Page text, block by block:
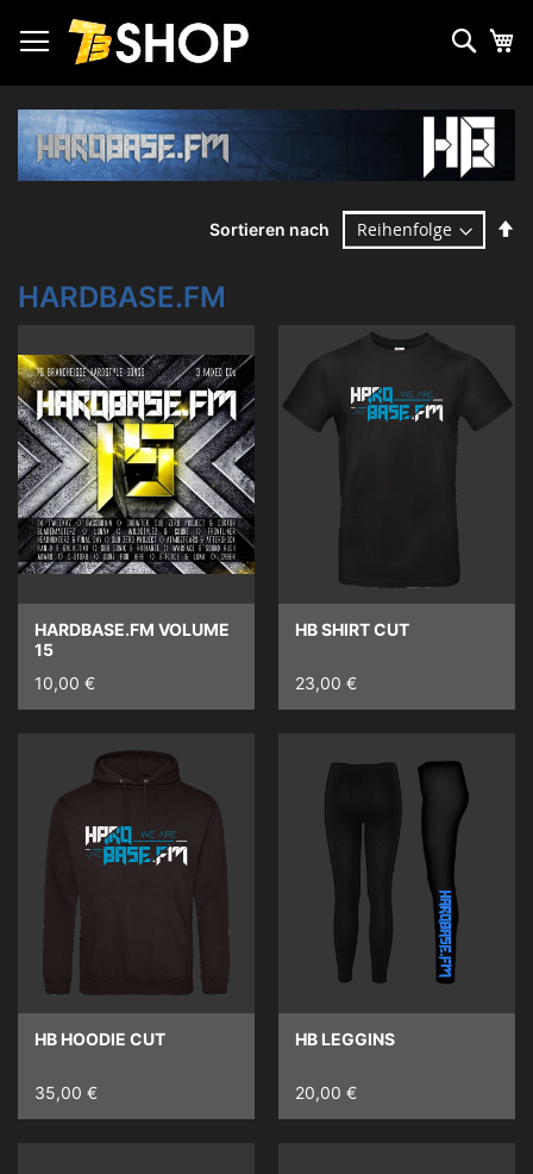
Inhalt
springen
HARDBASE.FM
Sortieren nach
HARDBASE.FM VOLUME
15
10,00 €
HB SHIRT CUT
23,00 €
HB HOODIE CUT
35,00 €
HB LEGGINS
20,00 €